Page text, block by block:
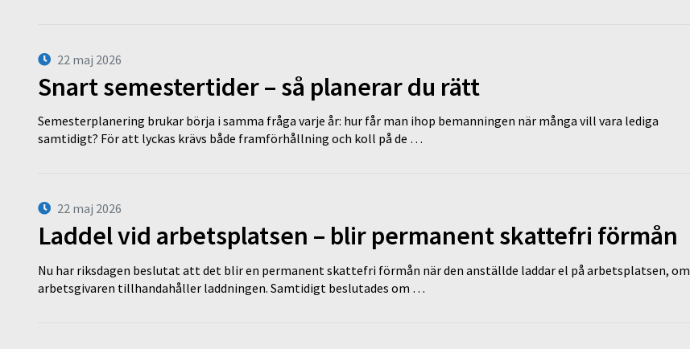
22 maj 2026
Snart semestertider – så planerar du rätt
Semesterplanering brukar börja i samma fråga varje år: hur får man ihop bemanningen när många vill vara lediga
samtidigt? För att lyckas krävs både framförhållning och koll på de …
22 maj 2026
Laddel vid arbetsplatsen – blir permanent skattefri förmån
Nu har riksdagen beslutat att det blir en permanent skattefri förmån när den anställde laddar el på arbetsplatsen, om
arbetsgivaren tillhandahåller laddningen. Samtidigt beslutades om …